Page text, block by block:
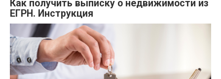
Как получить выписку о недвижимости из
ЕГРН. Инструкция